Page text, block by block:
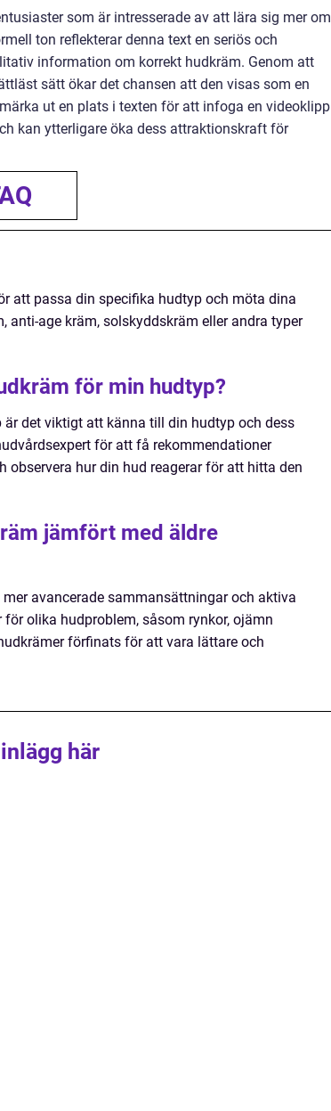
som är intresserade av att lära sig mer om
ton reflekterar denna text en seriös och
information om korrekt hudkräm. Genom att
sätt ökar det chansen att den visas som en
ut en plats i texten för att infoga en videoklipp
kan ytterligare öka dess attraktionskraft för
att passa din specifika hudtyp och möta dina
anti-age kräm, solskyddskräm eller andra typer
för min hudtyp?
det viktigt att känna till din hudtyp och dess
för att få rekommendationer
observera hur din hud reagerar för att hitta den
jämfört med äldre
avancerade sammansättningar och aktiva
olika hudproblem, såsom rynkor, ojämn
förfinats för att vara lättare och
här